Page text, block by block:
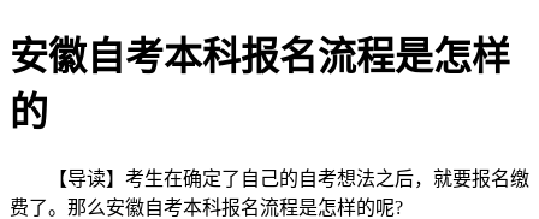
安徽自考本科报名流程是怎样
的
【导读】考生在确定了自己的自考想法之后，就要报名缴
费了。那么安徽自考本科报名流程是怎样的呢?